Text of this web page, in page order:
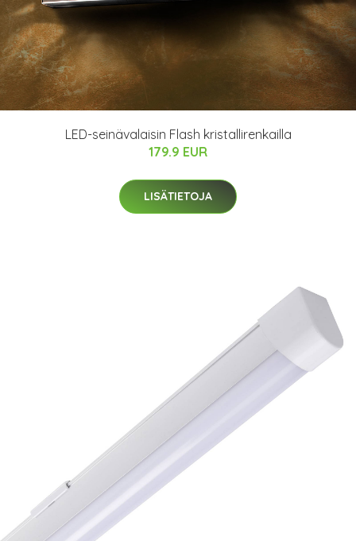
LED-seinävalaisin Flash kristallirenkailla
179.9 EUR
LISÄTIETOJA